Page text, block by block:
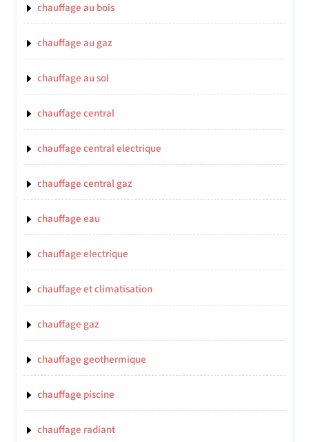
chauffage au bois
chauffage au gaz
chauffage au sol
chauffage central
chauffage central electrique
chauffage central gaz
chauffage eau
chauffage electrique
chauffage et climatisation
chauffage gaz
chauffage geothermique
chauffage piscine
chauffage radiant